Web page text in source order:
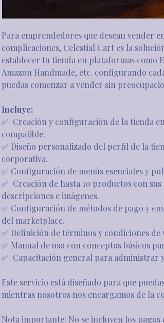
Para emprendedores que desean vender
complicaciones, Celestial Cart es la
establecer tu tienda en plataformas como
Amazon Handmade, etc. configurando
puedas comenzar a vender sin
Incluye:
✅  Creación y configuración de la tienda
compatible.
✅ Diseño personalizado del perfil de la
corporativa.
✅ Configuración de menús esenciales y
✅  Creación de hasta 10 productos con
descripciones e imágenes.
✅ Configuración de métodos de pago y
del marketplace.
✅ Definición de términos y condiciones de
✅ Manual de uso con conceptos básicos
✅  Capacitación general para
Este servicio está diseñado para que
mientras nosotros nos encargamos de la
Nota importante: No se incluyen los pagos